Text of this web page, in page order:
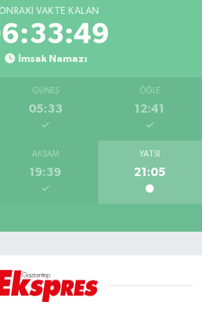
VAKTE KALAN
İmsak Namazı
GÜNEŞ
05:33
ÖĞLE
12:41
AKŞAM
19:39
YATSI
21:05